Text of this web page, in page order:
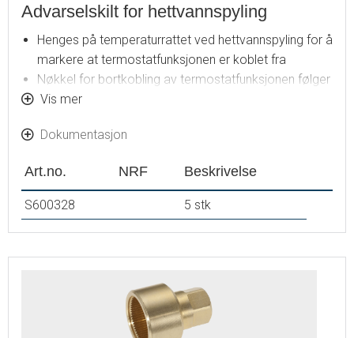
Advarselskilt for hettvannspyling
Henges på temperaturrattet ved hettvannspyling for å
markere at termostatfunksjonen er koblet fra
Nøkkel for bortkobling av termostatfunksjonen følger
med
Vis mer
Dokumentasjon
Art.no. NRF Beskrivelse
S600328 5 stk